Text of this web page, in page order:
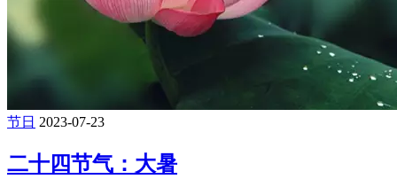
节日 2023-07-23
二十四节气：大暑